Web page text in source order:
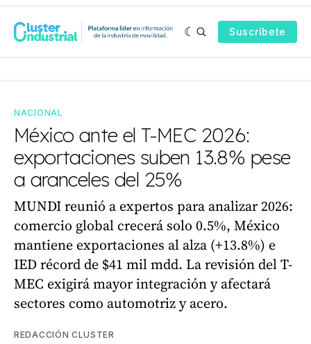
Suscríbete
NACIONAL
México ante el T-MEC 2026:
exportaciones suben 13.8% pese
a aranceles del 25%
MUNDI reunió a expertos para analizar 2026:
comercio global crecerá solo 0.5%, México
mantiene exportaciones al alza (+13.8%) e
IED récord de $41 mil mdd. La revisión del T-
MEC exigirá mayor integración y afectará
sectores como automotriz y acero.
REDACCIÓN CLUSTER